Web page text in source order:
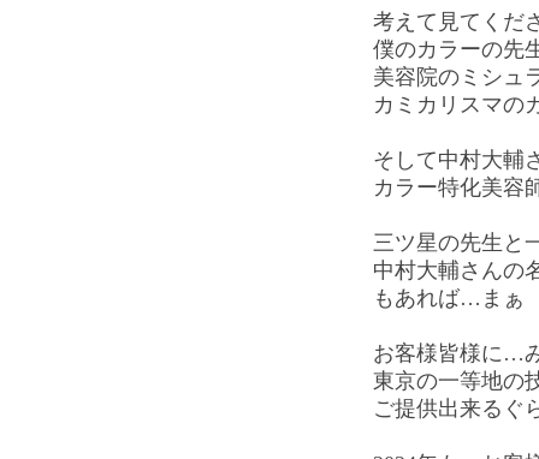
考えて見てくだ
僕のカラーの先
美容院のミシュ
カミカリスマの
そして中村大輔
カラー特化美容
三ツ星の先生と
中村大輔さんの
もあれば…まぁ
お客様皆様に…
東京の一等地の
ご提供出来るぐ